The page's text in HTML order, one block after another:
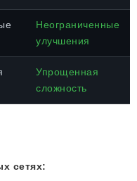
Неограниченные
улучшения
Упрощенная
сложность
сетях: